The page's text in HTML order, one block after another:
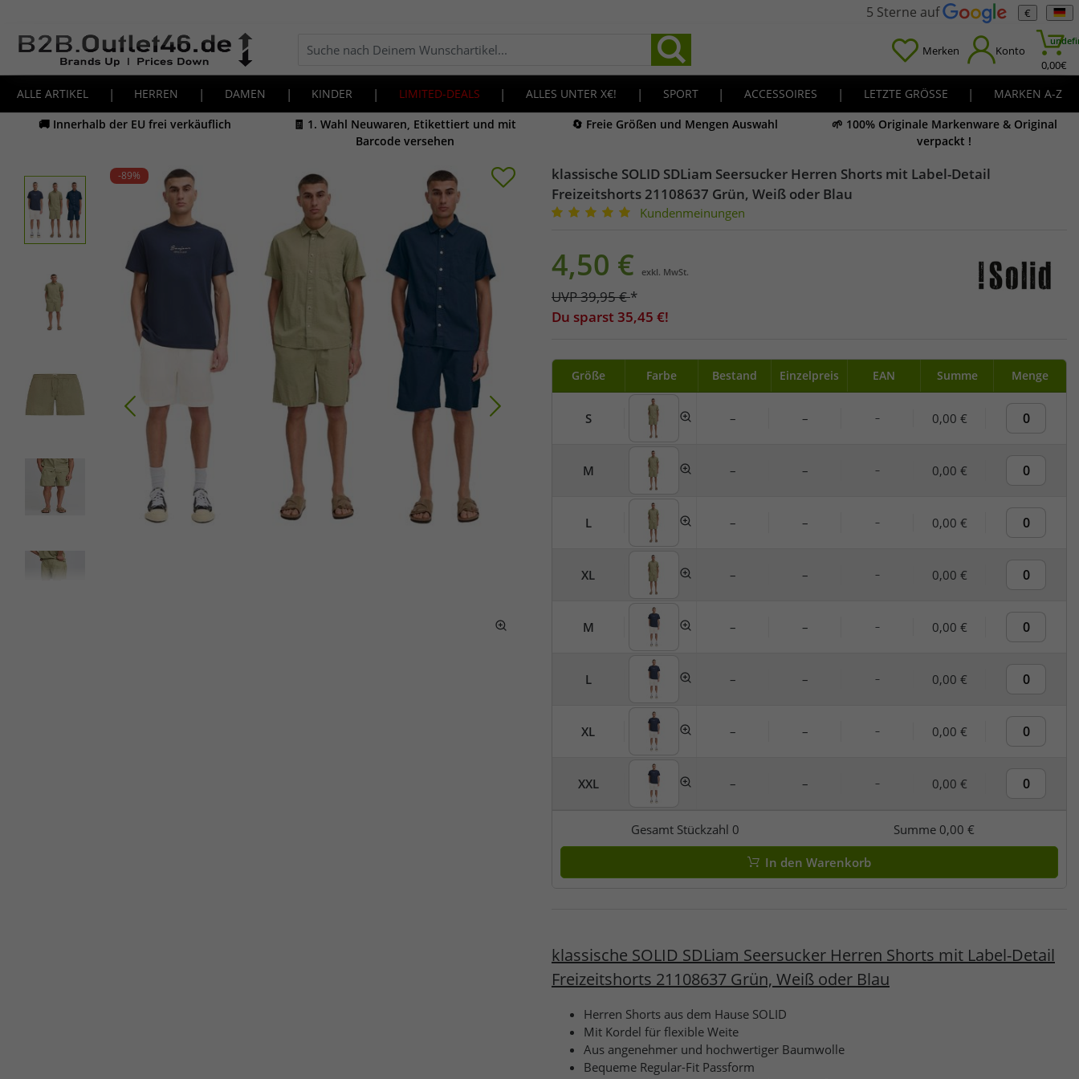
5 Sterne auf €
Merken Konto
0,00€
ALLE ARTIKEL | HERREN | DAMEN | KINDER | LIMITED-DEALS | ALLES UNTER X€! | SPORT | ACCESSOIRES | LETZTE GRÖSSE |
MARKEN A-Z
🚚 Innerhalb der EU frei verkäuflich
🧾 1. Wahl Neuwaren, Etikettiert und mit
Barcode versehen
🔄 Freie Größen und Mengen Auswahl
🌱 100% Originale Markenware & Original
verpackt !
-89%
klassische SOLID SDLiam Seersucker Herren Shorts mit Label-Detail
Freizeitshorts 21108637 Grün, Weiß oder Blau
Kundenmeinungen
4,50 € exkl. MwSt.
UVP39,95€*
Du sparst 35,45 €!
Größe Farbe Bestand Einzelpreis EAN Summe Menge
S – – – 0,00 €
M – – – 0,00 €
L – – – 0,00 €
XL – – – 0,00 €
M – – – 0,00 €
L – – – 0,00 €
XL – – – 0,00 €
XXL – – – 0,00 €
Gesamt Stückzahl 0 Summe 0,00 €
In den Warenkorb
klassische SOLID SDLiam Seersucker Herren Shorts mit Label-Detail
Freizeitshorts 21108637 Grün, Weiß oder Blau
Herren Shorts aus dem Hause SOLID
Mit Kordel für flexible Weite
Aus angenehmer und hochwertiger Baumwolle
Bequeme Regular-Fit Passform